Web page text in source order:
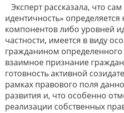
Эксперт рассказала, что
идентичность» определяется
компонентов либо уровней
частности, имеется в виду
гражданином определенного
взаимное признание
готовность активной
рамках правового поля
развития и, что особенно
реализации собственных